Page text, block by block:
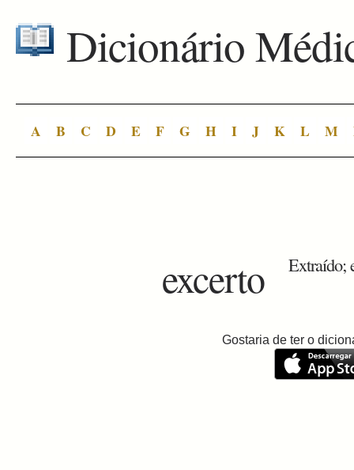
Dicionário
A B C D E F G H I J K L M
excerto Extraído;
Gostaria de ter o